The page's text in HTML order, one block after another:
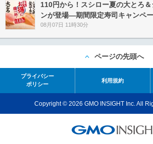
110円から！スシロー夏の大とろ
ンが登場―期間限定寿司キャンペ
08月07日 11時30分
ページの先頭へ
プライバシー
ポリシー
利用規約
Copyright © 2026 GMO INSIGHT Inc. All